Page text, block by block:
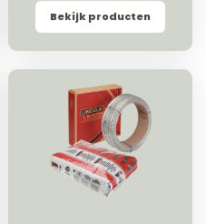
Bekijk producten